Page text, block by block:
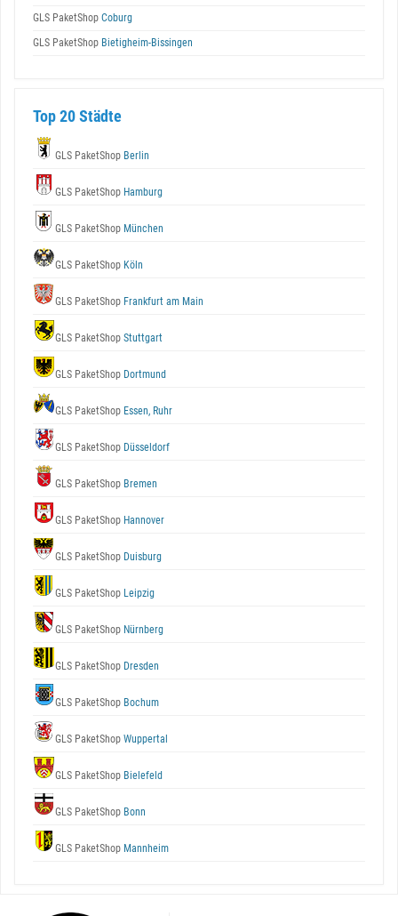
GLS PaketShop Coburg
GLS PaketShop Bietigheim-Bissingen
Top 20 Städte
GLS PaketShop Berlin
GLS PaketShop Hamburg
GLS PaketShop München
GLS PaketShop Köln
GLS PaketShop Frankfurt am Main
GLS PaketShop Stuttgart
GLS PaketShop Dortmund
GLS PaketShop Essen, Ruhr
GLS PaketShop Düsseldorf
GLS PaketShop Bremen
GLS PaketShop Hannover
GLS PaketShop Duisburg
GLS PaketShop Leipzig
GLS PaketShop Nürnberg
GLS PaketShop Dresden
GLS PaketShop Bochum
GLS PaketShop Wuppertal
GLS PaketShop Bielefeld
GLS PaketShop Bonn
GLS PaketShop Mannheim